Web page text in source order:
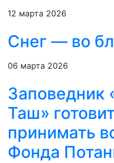
12 марта 2026
Снег — во
06 марта 2026
Заповедник
Таш»
принимать
Фонда